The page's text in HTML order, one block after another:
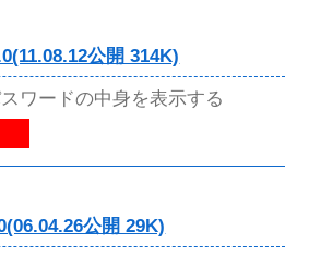
公開 314K)
ワードの中身を表示する
公開 29K)